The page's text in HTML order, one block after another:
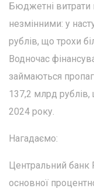
Бюджетні витрати
незмінними: у
рублів, що трохи
Водночас
займаються
137,2 млрд
2024 року.
Нагадаємо:
Центральний банк
основної